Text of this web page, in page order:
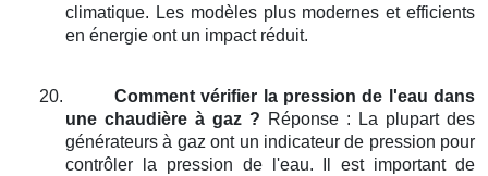
climatique. Les modèles plus modernes et efficients
en énergie ont un impact réduit.
20.
Comment vérifier la pression de l'eau dans
une chaudière à gaz ? Réponse : La plupart des
générateurs à gaz ont un indicateur de pression pour
contrôler la pression de l'eau. Il est important de